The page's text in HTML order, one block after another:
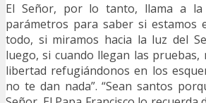
El Señor, por lo tanto, llama a
parámetros para saber si estamos
todo, si miramos hacia la luz del
luego, si cuando llegan las
libertad refugiándonos en los
no te dan nada”. “Sean santos